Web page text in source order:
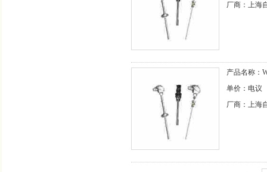
厂商：上海
产品名称：
单价：电议
厂商：上海